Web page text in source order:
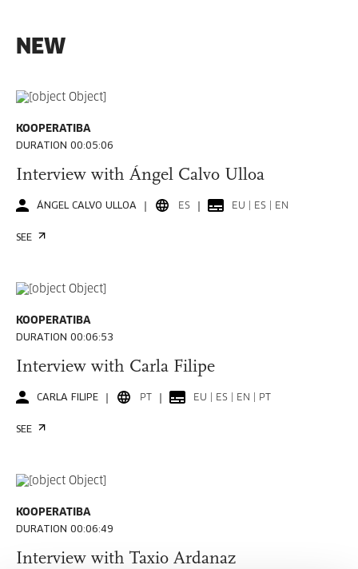
NEW
KOOPERATIBA
DURATION 00:05:06
Interview with Ángel Calvo Ulloa
ÁNGEL CALVO ULLOA ES EU | ES | EN
SEE
KOOPERATIBA
DURATION 00:06:53
Interview with Carla Filipe
CARLA FILIPE PT EU | ES | EN | PT
SEE
KOOPERATIBA
DURATION 00:06:49
Interview with Taxio Ardanaz